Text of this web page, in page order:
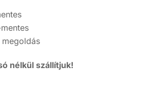
megoldás
nélkül szállítjuk!